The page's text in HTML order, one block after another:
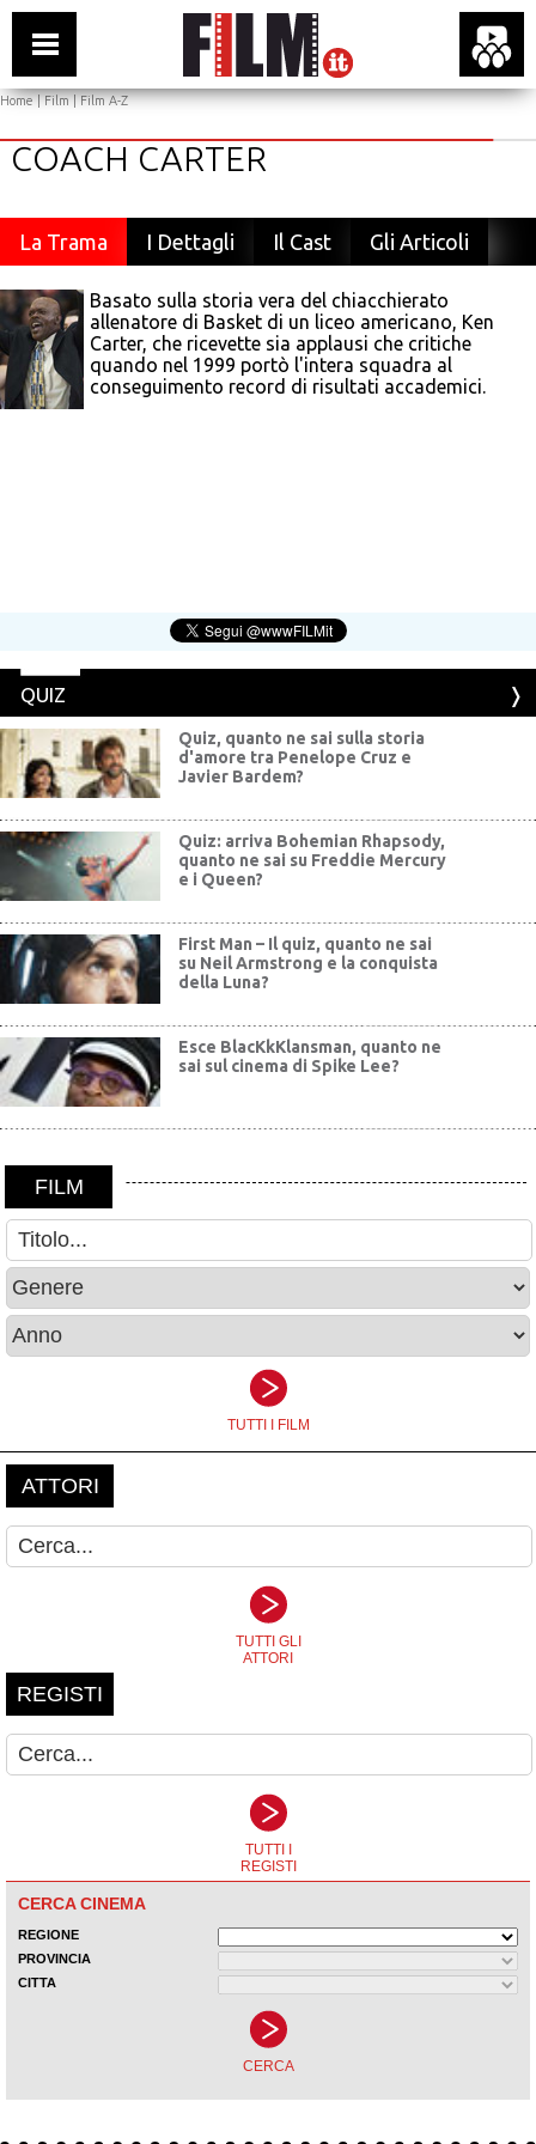
Home|Film|Film A-Z
COACH CARTER
La Trama I Dettagli Il Cast Gli Articoli
Basato sulla storia vera del chiacchierato
allenatore di Basket di un liceo americano, Ken
Carter, che ricevette sia applausi che critiche
quando nel 1999 portò l'intera squadra al
conseguimento record di risultati accademici.
QUIZ
Quiz, quanto ne sai sulla storia
d'amore tra Penelope Cruz e
Javier Bardem?
Quiz: arriva Bohemian Rhapsody,
quanto ne sai su Freddie Mercury
e i Queen?
First Man – Il quiz, quanto ne sai
su Neil Armstrong e la conquista
della Luna?
Esce BlacKkKlansman, quanto ne
sai sul cinema di Spike Lee?